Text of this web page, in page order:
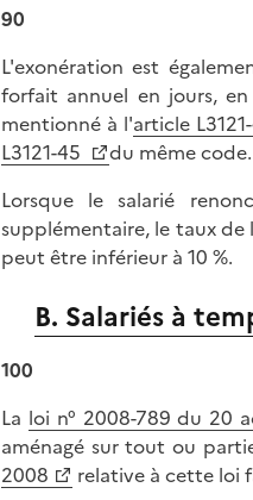
90
L'exonération est
forfait annuel en jours,
mentionné à l'article
L3121-45
du même code.
Lorsque le salarié
supplémentaire, le taux
peut être inférieur à 10 %.
B. Salariés à
100
La loi n° 2008-789 du 20
aménagé sur tout ou
2008
relative à cette loi